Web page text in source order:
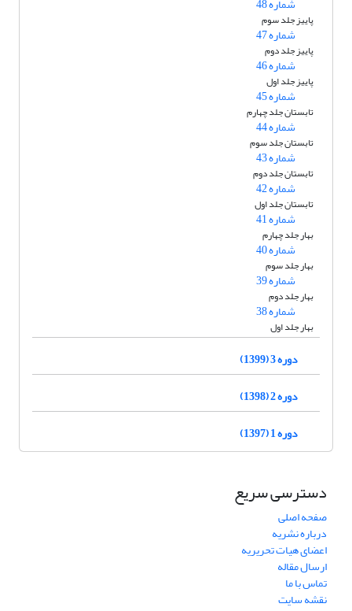
پاییز جلد سوم
شماره 47
پاییز جلد دوم
شماره 46
پاییز جلد اول
شماره 45
تابستان جلد چهارم
شماره 44
تابستان جلد سوم
شماره 43
تابستان جلد دوم
شماره 42
تابستان جلد اول
شماره 41
بهار جلد چهارم
شماره 40
بهار جلد سوم
شماره 39
بهار جلد دوم
شماره 38
بهار جلد اول
دوره 3 (1399)
دوره 2 (1398)
دوره 1 (1397)
دسترسی سریع
صفحه اصلی
درباره نشریه
اعضای هیات تحریریه
ارسال مقاله
تماس با ما
نقشه سایت